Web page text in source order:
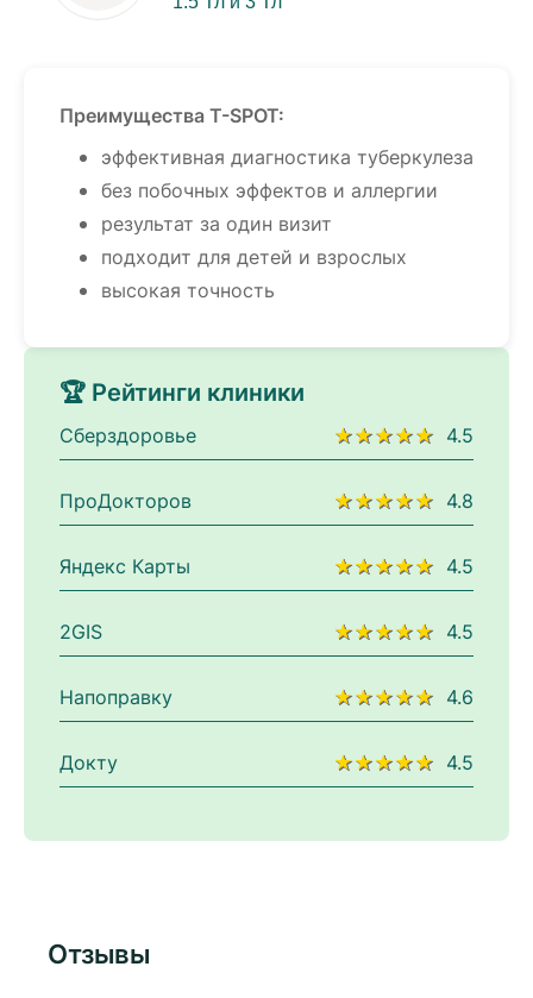
Преимущества T-SPOT:
эффективная диагностика туберкулеза
без побочных эффектов и аллергии
результат за один визит
подходит для детей и взрослых
высокая точность
🏆 Рейтинги клиники
Сберздоровье ★★★★★ 4.5
ПроДокторов ★★★★★ 4.8
Яндекс Карты ★★★★★ 4.5
2GIS ★★★★★ 4.5
Напоправку ★★★★★ 4.6
Докту ★★★★★ 4.5
Отзывы